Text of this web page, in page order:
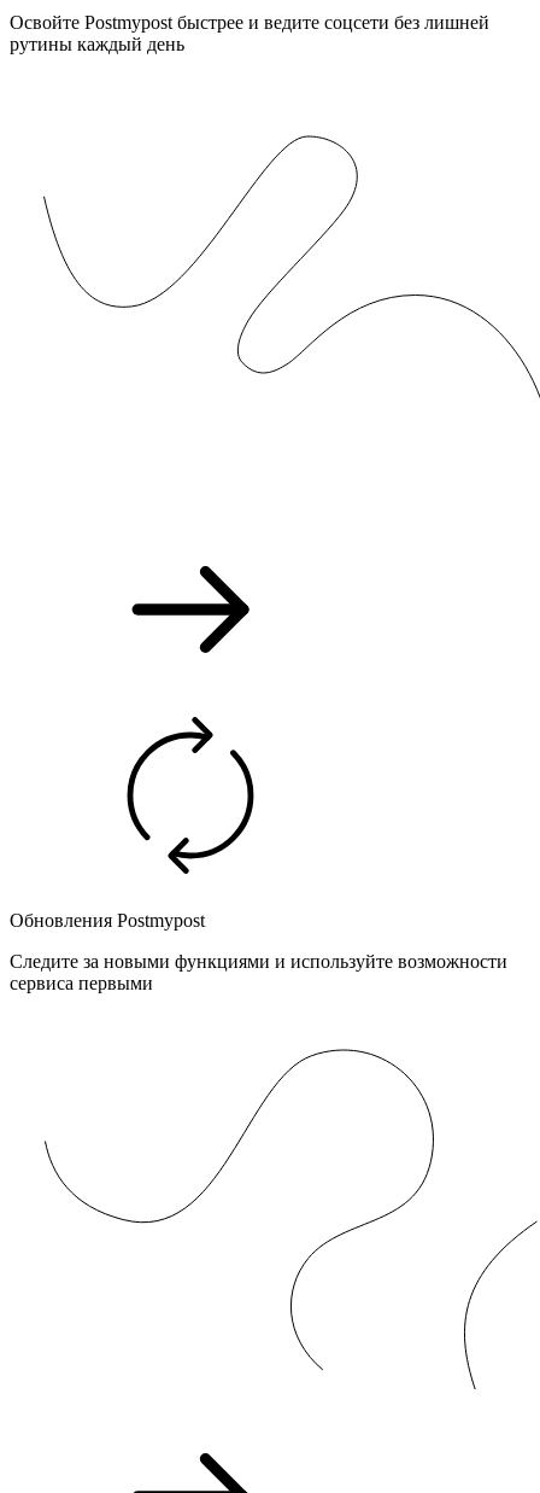
Освойте Postmypost быстрее и ведите соцсети без лишней
рутины каждый день
Обновления Postmypost
Следите за новыми функциями и используйте возможности
сервиса первыми